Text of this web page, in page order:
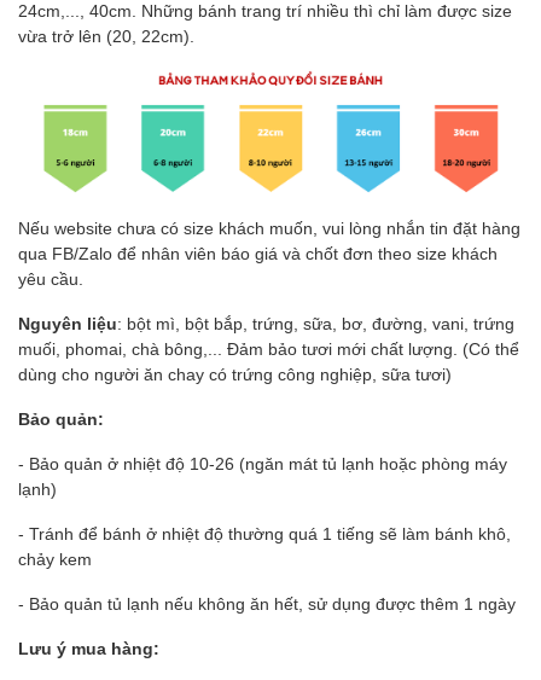
24cm,..., 40cm. Những bánh trang trí nhiều thì chỉ làm được size
vừa trở lên (20, 22cm).
Nếu website chưa có size khách muốn, vui lòng nhắn tin đặt hàng
qua FB/Zalo để nhân viên báo giá và chốt đơn theo size khách
yêu cầu.
Nguyên liệu: bột mì, bột bắp, trứng, sữa, bơ, đường, vani, trứng
muối, phomai, chà bông,... Đảm bảo tươi mới chất lượng. (Có thể
dùng cho người ăn chay có trứng công nghiệp, sữa tươi)
Bảo quản:
- Bảo quản ở nhiệt độ 10-26 (ngăn mát tủ lạnh hoặc phòng máy
lạnh)
- Tránh để bánh ở nhiệt độ thường quá 1 tiếng sẽ làm bánh khô,
chảy kem
- Bảo quản tủ lạnh nếu không ăn hết, sử dụng được thêm 1 ngày
Lưu ý mua hàng: